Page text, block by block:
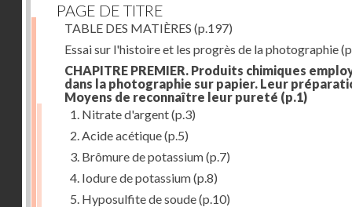
PAGE DE TITRE
TABLE DES MATIÈRES (p.197)
Essai sur l'histoire et les progrès de la photographie
CHAPITRE PREMIER. Produits chimiques
dans la photographie sur papier. Leur
Moyens de reconnaître leur pureté (p.1)
1. Nitrate d'argent(p.3)
2. Acide acétique(p.5)
3. Brômure de potassium(p.7)
4. Iodure de potassium(p.8)
5. Hyposulfite de soude(p.10)